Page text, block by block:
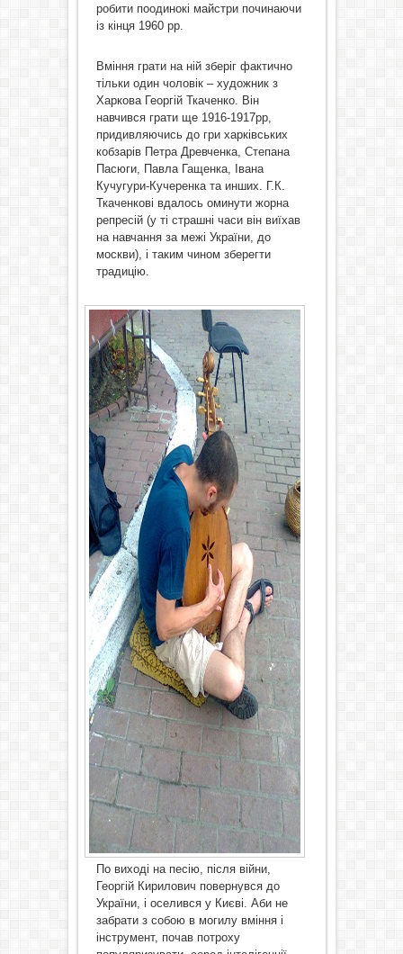
робити поодинокі майстри починаючи
із кінця 1960 рр.
Вміння грати на ній зберіг фактично
тільки один чоловік – художник з
Харкова Георгій Ткаченко. Він
навчився грати ще 1916-1917рр,
придивляючись до гри харківських
кобзарів Петра Древченка, Степана
Пасюги, Павла Гащенка, Івана
Кучугури-Кучеренка та инших. Г.К.
Ткаченкові вдалось оминути жорна
репресій (у ті страшні часи він виїхав
на навчання за межі України, до
москви), і таким чином зберегти
традицію.
По виході на песію, після війни,
Георгій Кирилович повернувся до
України, і оселився у Києві. Аби не
забрати з собою в могилу вміння і
інструмент, почав потроху